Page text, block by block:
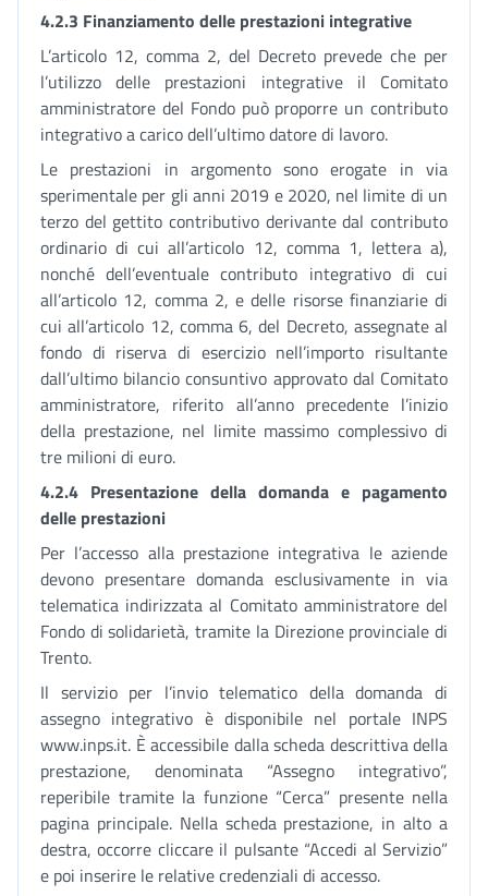
4.2.3 Finanziamento delle prestazioni integrative
L’articolo 12, comma 2, del Decreto prevede che per
l’utilizzo delle prestazioni integrative il Comitato
amministratore del Fondo può proporre un contributo
integrativo a carico dell’ultimo datore di lavoro.
Le prestazioni in argomento sono erogate in via
sperimentale per gli anni 2019 e 2020, nel limite di un
terzo del gettito contributivo derivante dal contributo
ordinario di cui all’articolo 12, comma 1, lettera a),
nonché dell’eventuale contributo integrativo di cui
all’articolo 12, comma 2, e delle risorse finanziarie di
cui all’articolo 12, comma 6, del Decreto, assegnate al
fondo di riserva di esercizio nell’importo risultante
dall’ultimo bilancio consuntivo approvato dal Comitato
amministratore, riferito all’anno precedente l’inizio
della prestazione, nel limite massimo complessivo di
tre milioni di euro.
4.2.4 Presentazione della domanda e pagamento
delle prestazioni
Per l’accesso alla prestazione integrativa le aziende
devono presentare domanda esclusivamente in via
telematica indirizzata al Comitato amministratore del
Fondo di solidarietà, tramite la Direzione provinciale di
Trento.
Il servizio per l’invio telematico della domanda di
assegno integrativo è disponibile nel portale INPS
www.inps.it. È accessibile dalla scheda descrittiva della
prestazione, denominata “Assegno integrativo”,
reperibile tramite la funzione “Cerca” presente nella
pagina principale. Nella scheda prestazione, in alto a
destra, occorre cliccare il pulsante “Accedi al Servizio”
e poi inserire le relative credenziali di accesso.